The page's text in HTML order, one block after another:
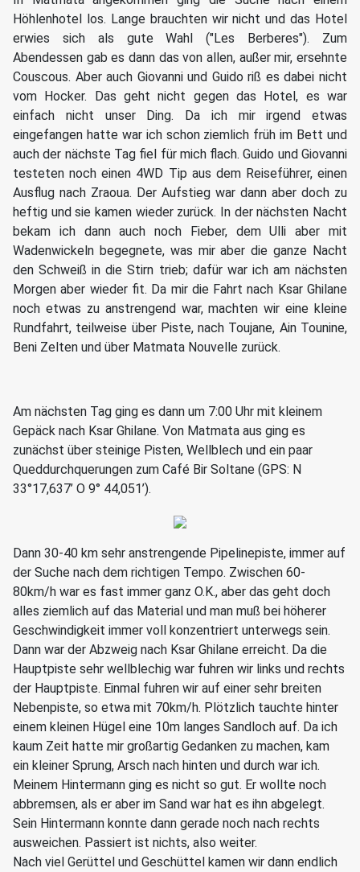
Höhlenhotel los. Lange brauchten wir nicht und das Hotel
erwies sich als gute Wahl ("Les Berberes"). Zum
Abendessen gab es dann das von allen, außer mir, ersehnte
Couscous. Aber auch Giovanni und Guido riß es dabei nicht
vom Hocker. Das geht nicht gegen das Hotel, es war
einfach nicht unser Ding. Da ich mir irgend etwas
eingefangen hatte war ich schon ziemlich früh im Bett und
auch der nächste Tag fiel für mich flach. Guido und Giovanni
testeten noch einen 4WD Tip aus dem Reiseführer, einen
Ausflug nach Zraoua. Der Aufstieg war dann aber doch zu
heftig und sie kamen wieder zurück. In der nächsten Nacht
bekam ich dann auch noch Fieber, dem Ulli aber mit
Wadenwickeln begegnete, was mir aber die ganze Nacht
den Schweiß in die Stirn trieb; dafür war ich am nächsten
Morgen aber wieder fit. Da mir die Fahrt nach Ksar Ghilane
noch etwas zu anstrengend war, machten wir eine kleine
Rundfahrt, teilweise über Piste, nach Toujane, Ain Tounine,
Beni Zelten und über Matmata Nouvelle zurück.
Am nächsten Tag ging es dann um 7:00 Uhr mit kleinem
Gepäck nach Ksar Ghilane. Von Matmata aus ging es
zunächst über steinige Pisten, Wellblech und ein paar
Queddurchquerungen zum Café Bir Soltane (GPS: N
33°17,637’ O 9° 44,051’).
Dann 30-40 km sehr anstrengende Pipelinepiste, immer auf
der Suche nach dem richtigen Tempo. Zwischen 60-
80km/h war es fast immer ganz O.K., aber das geht doch
alles ziemlich auf das Material und man muß bei höherer
Geschwindigkeit immer voll konzentriert unterwegs sein.
Dann war der Abzweig nach Ksar Ghilane erreicht. Da die
Hauptpiste sehr wellblechig war fuhren wir links und rechts
der Hauptpiste. Einmal fuhren wir auf einer sehr breiten
Nebenpiste, so etwa mit 70km/h. Plötzlich tauchte hinter
einem kleinen Hügel eine 10m langes Sandloch auf. Da ich
kaum Zeit hatte mir großartig Gedanken zu machen, kam
ein kleiner Sprung, Arsch nach hinten und durch war ich.
Meinem Hintermann ging es nicht so gut. Er wollte noch
abbremsen, als er aber im Sand war hat es ihn abgelegt.
Sein Hintermann konnte dann gerade noch nach rechts
ausweichen. Passiert ist nichts, also weiter.
Nach viel Gerüttel und Geschüttel kamen wir dann endlich